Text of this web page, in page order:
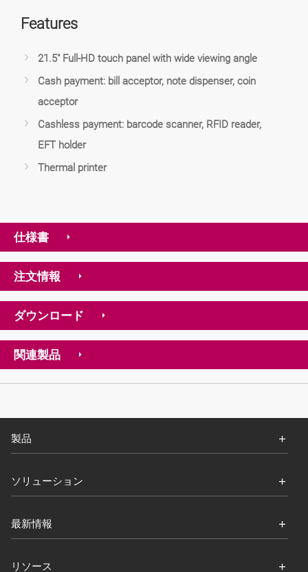
Features
21.5" Full-HD touch panel with wide viewing angle
Cash payment: bill acceptor, note dispenser, coin
acceptor
Cashless payment: barcode scanner, RFID reader,
EFT holder
Thermal printer
仕様書
注文情報
ダウンロード
関連製品
製品
ソリューション
最新情報
リソース